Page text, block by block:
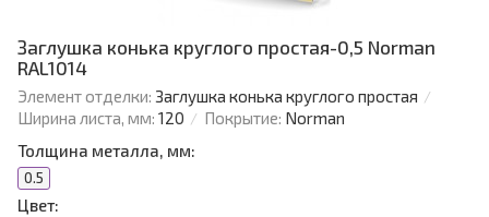
Заглушка конька круглого простая-0,5 Norman
RAL1014
Элемент отделки: Заглушка конька круглого простая
Ширина листа, мм: 120 Покрытие: Norman
Толщина металла, мм:
0.5
Цвет: